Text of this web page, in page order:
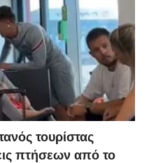
τουρίστας
πτήσεων από το